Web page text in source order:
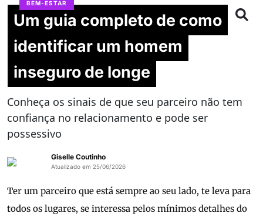
BEM-ESTAR
Um guia completo de como
identificar um homem
inseguro de longe
Conheça os sinais de que seu parceiro não tem
confiança no relacionamento e pode ser
possessivo
Giselle Coutinho
Atualizado em 25/06/2026
Ter um parceiro que está sempre ao seu lado, te leva para
todos os lugares, se interessa pelos mínimos detalhes do